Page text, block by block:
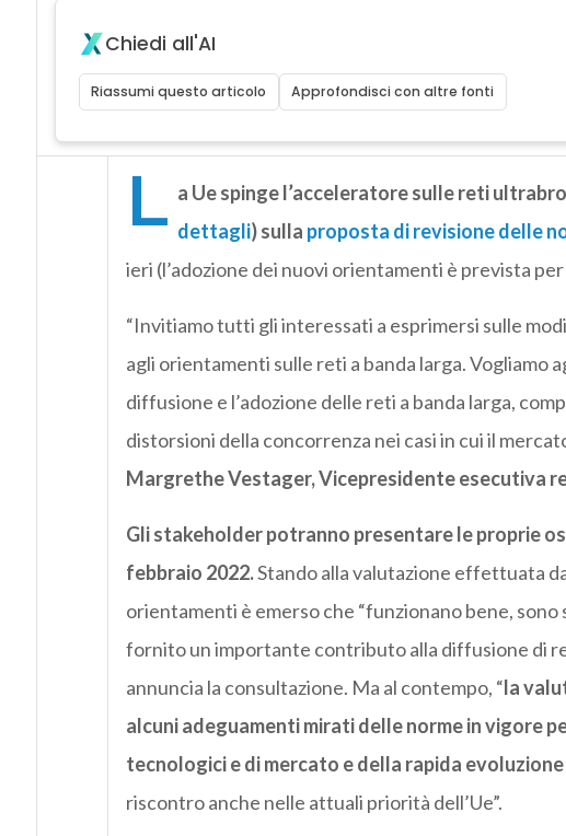
Chiedi all'AI
Riassumi questo articolo Approfondisci con altre fonti
L a Ue spinge l’acceleratore sulle reti
dettagli) sulla proposta di revisione delle
ieri (l’adozione dei nuovi orientamenti è prevista
“Invitiamo tutti gli interessati a esprimersi sulle
agli orientamenti sulle reti a banda larga. Vogliamo
diffusione e l’adozione delle reti a banda larga,
distorsioni della concorrenza nei casi in cui il
Margrethe Vestager, Vicepresidente esecutiva
Gli stakeholder potranno presentare le proprie
febbraio 2022.Stando alla valutazione effettuata
orientamenti è emerso che “funzionano bene,
fornito un importante contributo alla diffusione di
annuncia la consultazione. Ma al contempo, “la
alcuni adeguamenti mirati delle norme in vigore
tecnologici e di mercato e della rapida
riscontro anche nelle attuali priorità dell’Ue”.